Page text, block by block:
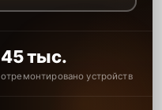
45 тыс.
отремонтировано устройств